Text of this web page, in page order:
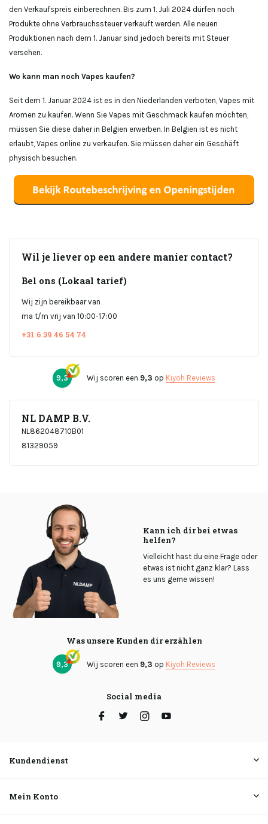
den Verkaufspreis einberechnen. Bis zum 1. Juli 2024 dürfen noch
Produkte ohne Verbrauchssteuer verkauft werden. Alle neuen
Produktionen nach dem 1. Januar sind jedoch bereits mit Steuer
versehen.
Wo kann man noch Vapes kaufen?
Seit dem 1. Januar 2024 ist es in den Niederlanden verboten, Vapes mit
Aromen zu kaufen. Wenn Sie Vapes mit Geschmack kaufen möchten,
müssen Sie diese daher in Belgien erwerben. In Belgien ist es nicht
erlaubt, Vapes online zu verkaufen. Sie müssen daher ein Geschäft
physisch besuchen.
Wil je liever op een andere manier contact?
Bel ons (Lokaal tarief)
Wij zijn bereikbaar van
ma t/m vrij van 10:00-17:00
+31 6 39 46 54 74
9,3 Wij scoren een 9,3 op Kiyoh Reviews
NL DAMP B.V.
NL862048710B01
81329059
Kann ich dir bei etwas
helfen?
Vielleicht hast du eine Frage oder
etwas ist nicht ganz klar? Lass
es uns gerne wissen!
Was unsere Kunden dir erzählen
9,3 Wij scoren een 9,3 op Kiyoh Reviews
Social media
Kundendienst
Mein Konto